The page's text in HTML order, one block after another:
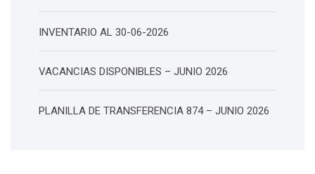
INVENTARIO AL 30-06-2026
VACANCIAS DISPONIBLES – JUNIO 2026
PLANILLA DE TRANSFERENCIA 874 – JUNIO 2026